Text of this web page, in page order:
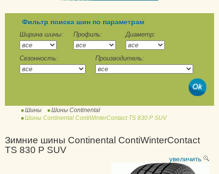
ContiCrossContact
Winter
ContiVikingContact 6
ContiVikingContact 6
SUV
ContiWinterContact TS
ContiWinterContact TS
ContiWinterContact TS
Фильтр поиска шин по параметрам
Ширина шины: Профиль: Диаметр:
Сезонность: Производитель:
Шины
Шины Continental
Шины Continental ContiWinterContact TS 830 P SUV
Зимние шины Continental ContiWinterContact
TS 830 P SUV
увеличить